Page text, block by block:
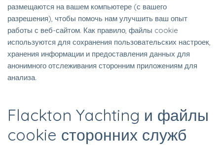
размещаются на вашем компьютере (с вашего
разрешения), чтобы помочь нам улучшить ваш опыт
работы с веб-сайтом. Как правило, файлы cookie
используются для сохранения пользовательских настроек,
хранения информации и предоставления данных для
анонимного отслеживания сторонним приложениям для
анализа.
Flackton Yachting и файлы
cookie сторонних служб